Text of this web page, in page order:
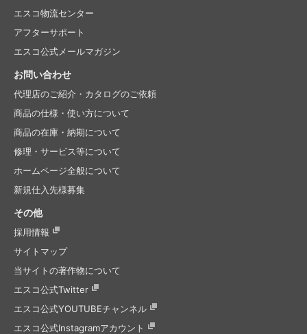
エスコ物流センター
アフターサポート
エスコ公式メールマガジン
お問い合わせ
代理店のご紹介・ カタログのご依頼
商品の仕様・使い方について
商品の在庫・納期について
修理・サービス等について
ホームページ全般について
新規仕入先様募集
その他
採用情報
サイトマップ
当サイトの著作物について
エスコ公式Twitter
エスコ公式YOUTUBEチャンネル
エスコ公式Instagramアカウント